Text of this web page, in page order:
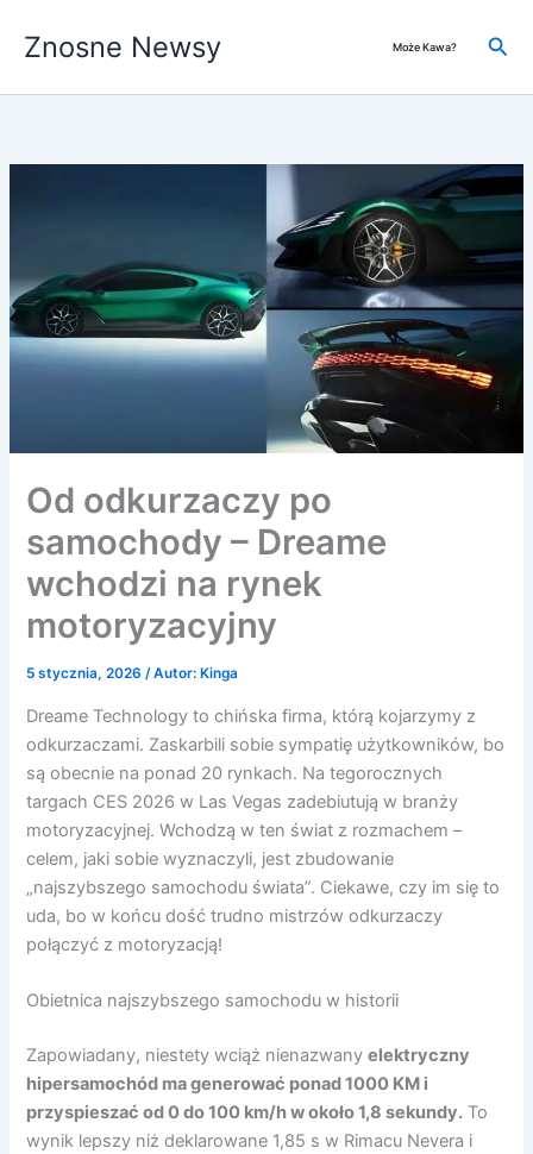
Znosne Newsy Może Kawa?
Od odkurzaczy po
samochody – Dreame
wchodzi na rynek
motoryzacyjny
5 stycznia, 2026/ Autor: Kinga
Dreame Technology to chińska firma, którą kojarzymy z
odkurzaczami. Zaskarbili sobie sympatię użytkowników, bo
są obecnie na ponad 20 rynkach. Na tegorocznych
targach CES 2026 w Las Vegas zadebiutują w branży
motoryzacyjnej. Wchodzą w ten świat z rozmachem –
celem, jaki sobie wyznaczyli, jest zbudowanie
„najszybszego samochodu świata”. Ciekawe, czy im się to
uda, bo w końcu dość trudno mistrzów odkurzaczy
połączyć z motoryzacją!
Obietnica najszybszego samochodu w historii
Zapowiadany, niestety wciąż nienazwanyelektryczny
hipersamochód ma generować ponad 1000 KM i
przyspieszać od 0 do 100 km/h w około 1,8 sekundy. To
wynik lepszy niż deklarowane 1,85 s w Rimacu Nevera i